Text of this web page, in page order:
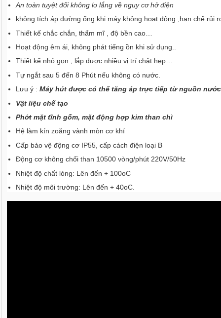
An toàn tuyệt đối không lo lắng về nguy cơ hở điện
không tích áp đường ống khi máy không hoạt động ,hạn chế rủi
Thiết kế chắc chắn, thẩm mĩ , độ bền cao…
Hoạt động êm ái, không phát tiếng ồn khi sử dụng..
Thiết kế nhỏ gọn , lắp được nhiều vị trí chật hẹp…
Tự ngắt sau 5 đến 8 Phút nếu không có nước.
Lưu ý :Máy hút được có thể tăng áp trực tiếp từ nguồn
Vật liệu chế tạo
Phớt mặt tĩnh gốm, mặt động hợp kim than chì
Hệ làm kín zoăng vành mòn cơ khí
Cấp bảo vệ động cơ IP55, cấp cách điện loại B
Động cơ không chổi than 10500 vòng/phút 220V/50Hz
Nhiệt độ chất lỏng: Lên đến + 100oC
Nhiệt độ môi trường: Lên đến + 40oC.